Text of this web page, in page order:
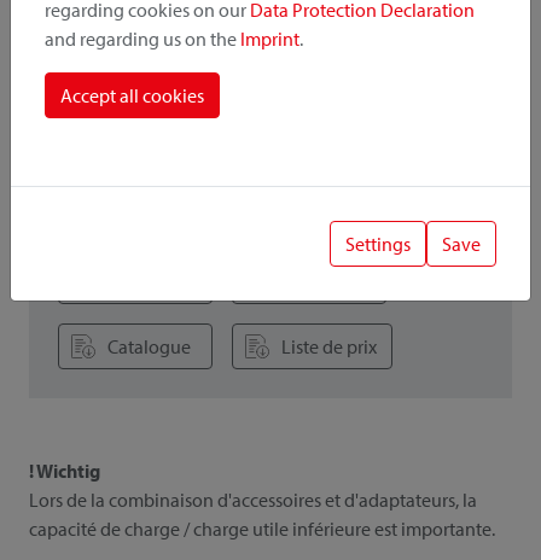
Catalogue Liste de prix
! Wichtig
Lors de la combinaison d'accessoires et d'adaptateurs, la
capacité de charge / charge utile inférieure est importante.
regarding cookies on our Data Protection Declaration
and regarding us on the Imprint.
Accept all cookies
Settings Save